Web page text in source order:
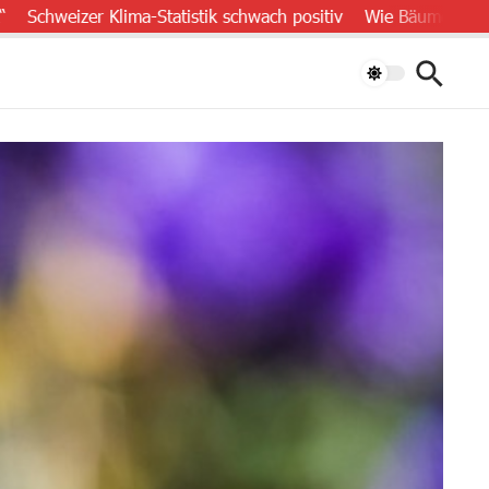
Klima-Statistik schwach positiv Wie Bäume die